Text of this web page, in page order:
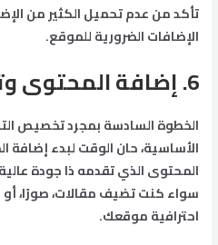
تأكد من عدم تحميل الكثير من
الإضافات الضرورية للموقع.
6. إضافة المحتوى
الخطوة السادسة بمجرد تخصيص
الأساسية، حان الوقت لبدء
المحتوى الذي تقدمه ذا جودة
سواء كنت تضيف مقالات، صورًا،
احترافية موقعك.